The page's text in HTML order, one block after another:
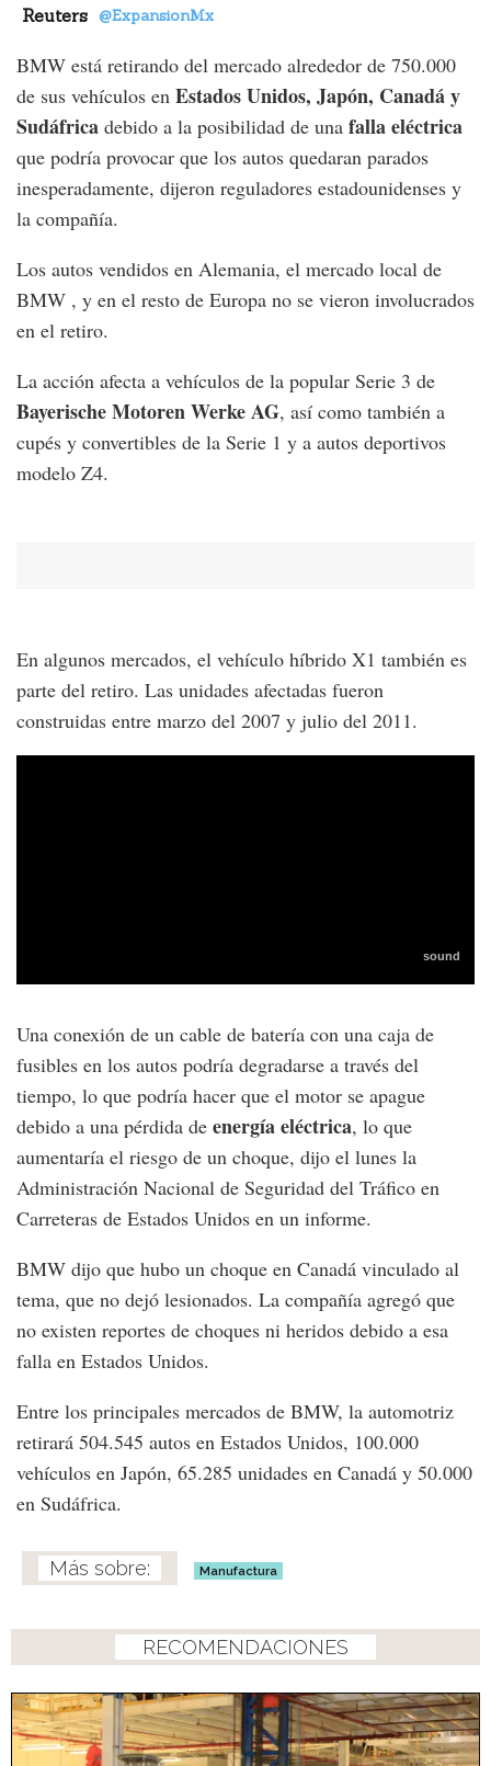
Reuters @ExpansionMx
BMW está retirando del mercado alrededor de 750.000
de sus vehículos en Estados Unidos, Japón, Canadá y
Sudáfrica debido a la posibilidad de una falla eléctrica
que podría provocar que los autos quedaran parados
inesperadamente, dijeron reguladores estadounidenses y
la compañía.
Los autos vendidos en Alemania, el mercado local de
BMW , y en el resto de Europa no se vieron involucrados
en el retiro.
La acción afecta a vehículos de la popular Serie 3 de
Bayerische Motoren Werke AG, así como también a
cupés y convertibles de la Serie 1 y a autos deportivos
modelo Z4.
En algunos mercados, el vehículo híbrido X1 también es
parte del retiro. Las unidades afectadas fueron
construidas entre marzo del 2007 y julio del 2011.
Una conexión de un cable de batería con una caja de
fusibles en los autos podría degradarse a través del
tiempo, lo que podría hacer que el motor se apague
debido a una pérdida de energía eléctrica, lo que
aumentaría el riesgo de un choque, dijo el lunes la
Administración Nacional de Seguridad del Tráfico en
Carreteras de Estados Unidos en un informe.
BMW dijo que hubo un choque en Canadá vinculado al
tema, que no dejó lesionados. La compañía agregó que
no existen reportes de choques ni heridos debido a esa
falla en Estados Unidos.
Entre los principales mercados de BMW, la automotriz
retirará 504.545 autos en Estados Unidos, 100.000
vehículos en Japón, 65.285 unidades en Canadá y 50.000
en Sudáfrica.
Manufactura
RECOMENDACIONES